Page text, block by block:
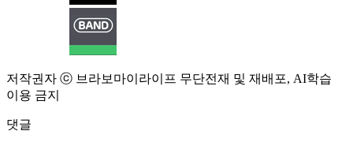
저작권자 ⓒ 브라보마이라이프 무단전재 및 재배포, AI학습
이용 금지
댓글